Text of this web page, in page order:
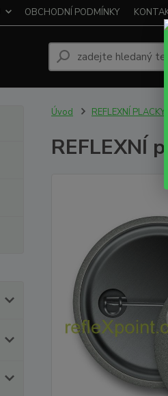
OBCHODNÍ PODMÍNKY
Úvod REFLEXNÍ
REFLEXNÍ